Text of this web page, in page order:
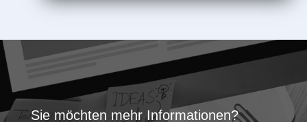
Sie möchten mehr Informationen?